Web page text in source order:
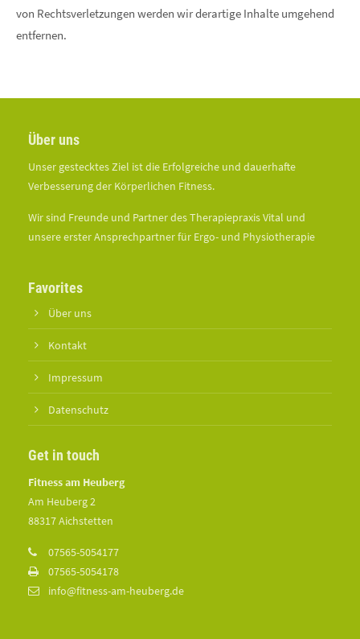
von Rechtsverletzungen werden wir derartige Inhalte umgehend
entfernen.
Über uns
Unser gestecktes Ziel ist die Erfolgreiche und dauerhafte
Verbesserung der Körperlichen Fitness.
Wir sind Freunde und Partner des Therapiepraxis Vital und
unsere erster Ansprechpartner für Ergo- und Physiotherapie
Favorites
Über uns
Kontakt
Impressum
Datenschutz
Get in touch
Fitness am Heuberg
Am Heuberg 2
88317 Aichstetten
07565-5054177
07565-5054178
info@fitness-am-heuberg.de